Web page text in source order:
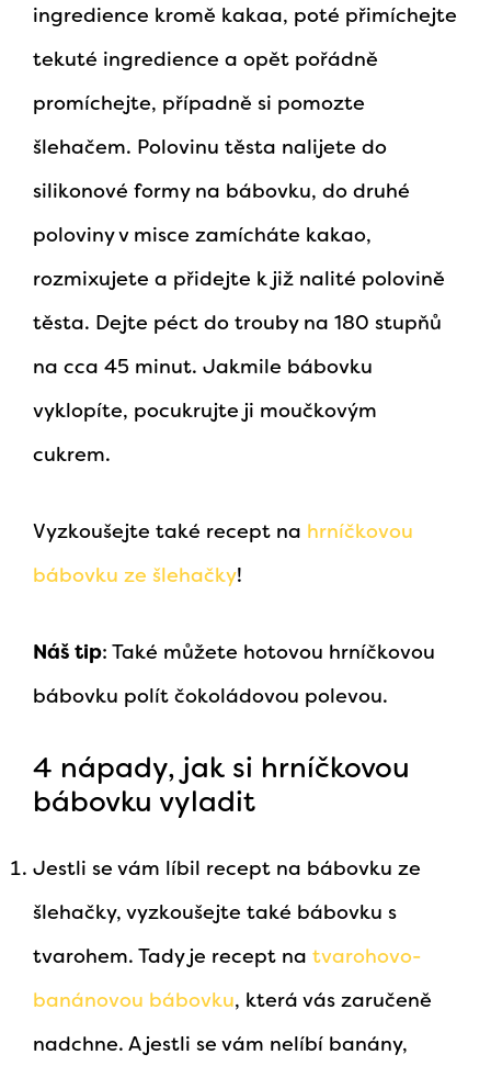
ingredience kromě kakaa, poté přimíchejte
tekuté ingredience a opět pořádně
promíchejte, případně si pomozte
šlehačem. Polovinu těsta nalijete do
silikonové formy na bábovku, do druhé
poloviny v misce zamícháte kakao,
rozmixujete a přidejte k již nalité polovině
těsta. Dejte péct do trouby na 180 stupňů
na cca 45 minut. Jakmile bábovku
vyklopíte, pocukrujte ji moučkovým
cukrem.
Vyzkoušejte také recept na hrníčkovou
bábovku ze šlehačky!
Náš tip: Také můžete hotovou hrníčkovou
bábovku polít čokoládovou polevou.
4 nápady, jak si hrníčkovou
bábovku vyladit
Jestli se vám líbil recept na bábovku ze
šlehačky, vyzkoušejte také bábovku s
tvarohem. Tady je recept na tvarohovo-
banánovou bábovku, která vás zaručeně
nadchne. A jestli se vám nelíbí banány,